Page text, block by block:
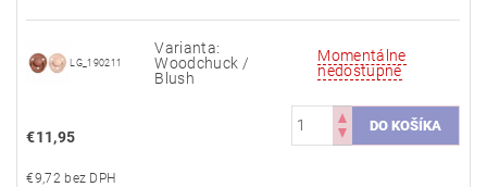
LG_190211
Varianta:
Woodchuck /
Blush
Momentálne
nedostupné
€11,95
€9,72 bez DPH